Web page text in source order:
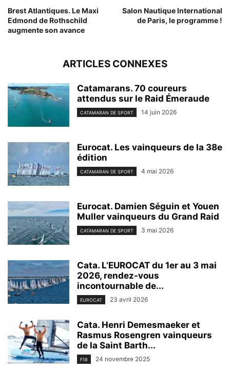
Brest Atlantiques. Le Maxi
Edmond de Rothschild
augmente son avance
Salon Nautique International
de Paris, le programme !
ARTICLES CONNEXES
Catamarans. 70 coureurs
attendus sur le Raid Émeraude
CATAMARAN DE SPORT 14 juin 2026
Eurocat. Les vainqueurs de la 38e
édition
CATAMARAN DE SPORT 4 mai 2026
Eurocat. Damien Séguin et Youen
Muller vainqueurs du Grand Raid
CATAMARAN DE SPORT 3 mai 2026
Cata. L’EUROCAT du 1er au 3 mai
2026, rendez-vous
incontournable de...
EUROCAT 23 avril 2026
Cata. Henri Demesmaeker et
Rasmus Rosengren vainqueurs
de la Saint Barth...
F18 24 novembre 2025